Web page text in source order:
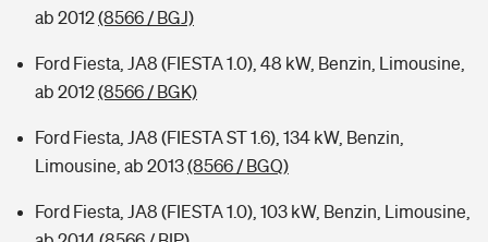
ab 2012(8566 / BGJ)
Ford Fiesta, JA8 (FIESTA 1.0), 48 kW, Benzin, Limousine,
ab 2012(8566 / BGK)
Ford Fiesta, JA8 (FIESTA ST 1.6), 134 kW, Benzin,
Limousine, ab 2013(8566 / BGQ)
Ford Fiesta, JA8 (FIESTA 1.0), 103 kW, Benzin, Limousine,